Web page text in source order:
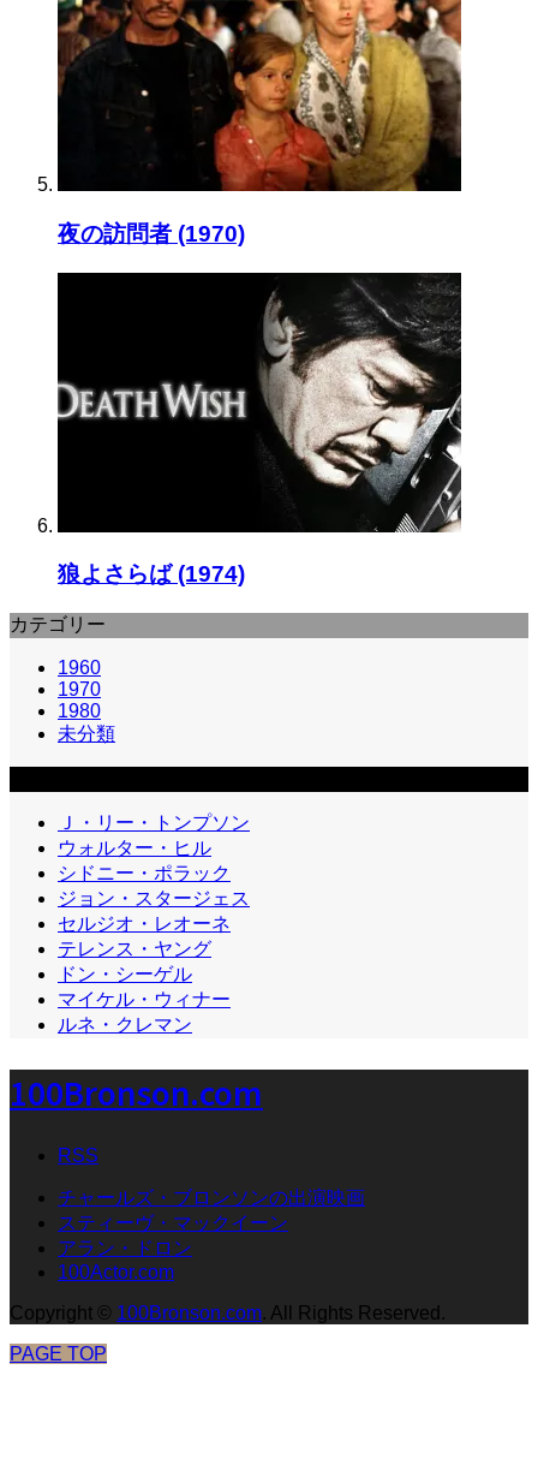
夜の訪問者 (1970)
狼よさらば (1974)
カテゴリー
1960
1970
1980
未分類
Ｊ・リー・トンプソン
ウォルター・ヒル
シドニー・ポラック
ジョン・スタージェス
セルジオ・レオーネ
テレンス・ヤング
ドン・シーゲル
マイケル・ウィナー
ルネ・クレマン
100Bronson.com
RSS
チャールズ・ブロンソンの出演映画
スティーヴ・マックイーン
アラン・ドロン
100Actor.com
Copyright © 100Bronson.com. All Rights Reserved.
PAGE TOP